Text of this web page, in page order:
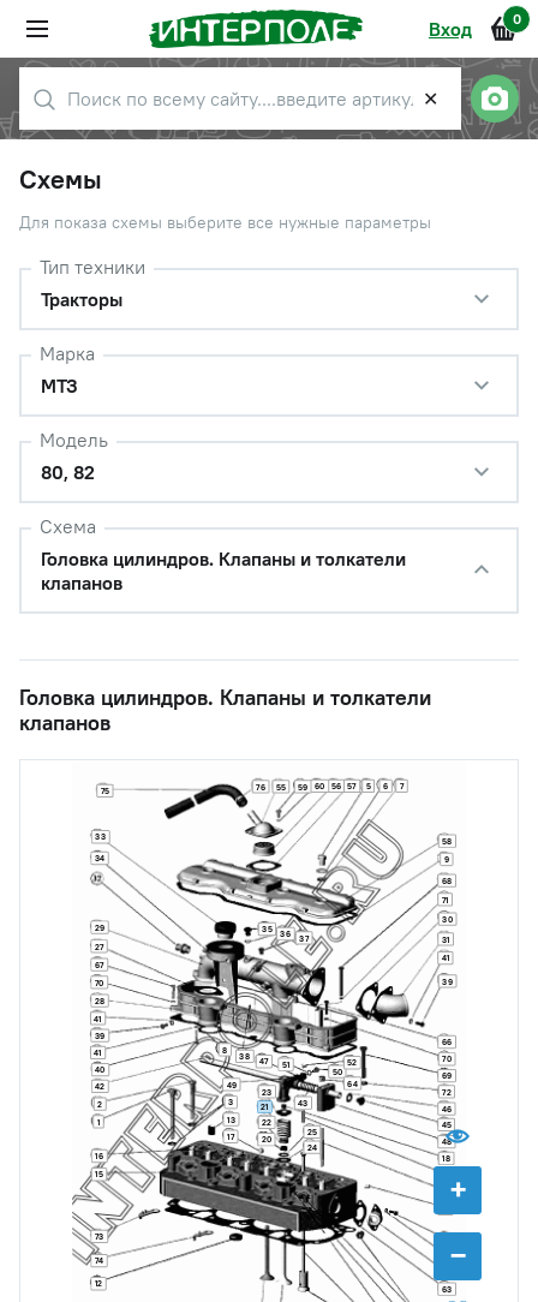
Вход 0
✕
Схемы
Для показа схемы выберите все нужные параметры
Тип техники
Тракторы
Марка
МТЗ
Модель
80, 82
Схема
Головка цилиндров. Клапаны и толкатели
клапанов
Головка цилиндров. Клапаны и толкатели
клапанов
+
−
1
2 3
5 6 7
8
9
12
13
15
16
17
18
20
21
22
23
24
25
27
28
29
30
31
33
34
35 36 37
38
39
39
40
41
41
41
42
43
45
46
47
48
49
50
51 52
55 56 57
58
59 60
63
64
66
67
68
69
70
70
70
71
72
73
74
75 76